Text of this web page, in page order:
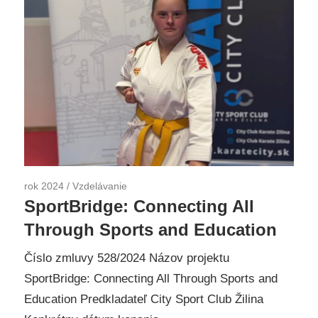
rok 2024 / Vzdelávanie
SportBridge: Connecting All
Through Sports and Education
Číslo zmluvy 528/2024 Názov projektu
SportBridge: Connecting All Through Sports and
Education Predkladateľ City Sport Club Žilina